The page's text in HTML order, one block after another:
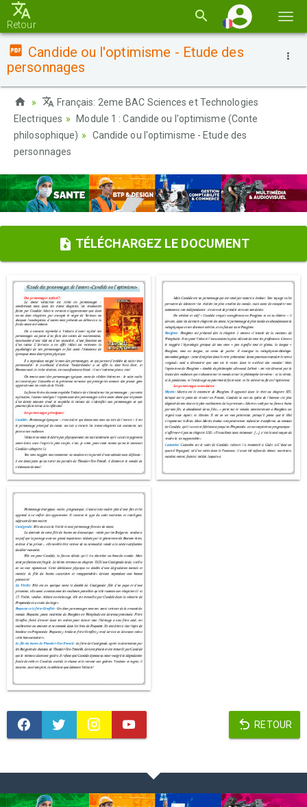
la
Retour
Candide ou l'optimisme - Etude des
personnages
Français: 2eme BAC Sciences et Technologies
Electriques
Module 1 : Candide ou l'optimisme (Conte
philosophique)
Candide ou l'optimisme - Etude des
personnages
TÉLÉCHARGEZ LE DOCUMENT
RETOUR